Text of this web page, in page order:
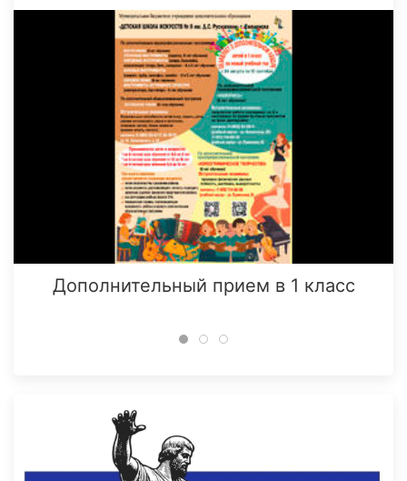
Дополнительный прием в 1 класс